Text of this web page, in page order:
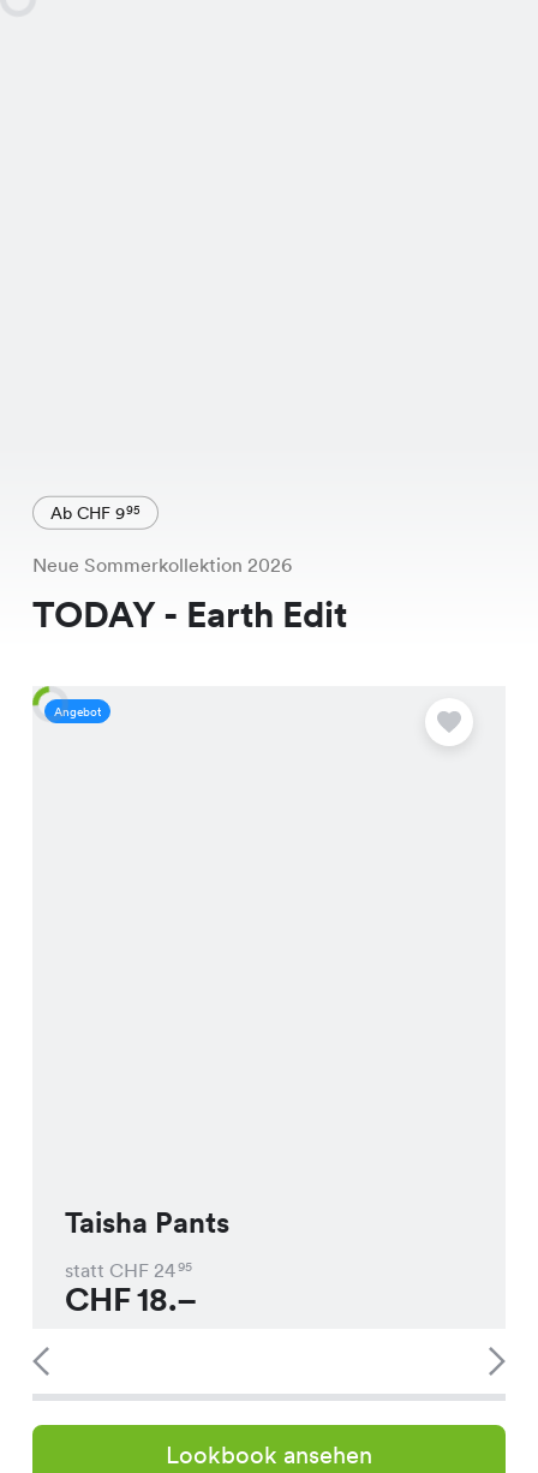
Ab CHF 995
Neue Sommerkollektion 2026
TODAY - Earth Edit
Angebot
Taisha Pants
statt CHF 2495
CHF18.–
Lookbook ansehen